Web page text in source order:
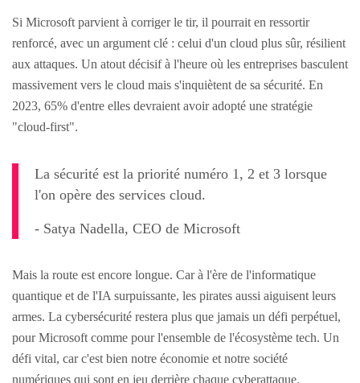
Si Microsoft parvient à corriger le tir, il pourrait en ressortir
renforcé, avec un argument clé : celui d'un cloud plus sûr, résilient
aux attaques. Un atout décisif à l'heure où les entreprises basculent
massivement vers le cloud mais s'inquiètent de sa sécurité. En
2023, 65% d'entre elles devraient avoir adopté une stratégie
"cloud-first".
La sécurité est la priorité numéro 1, 2 et 3 lorsque
l'on opère des services cloud.
- Satya Nadella, CEO de Microsoft
Mais la route est encore longue. Car à l'ère de l'informatique
quantique et de l'IA surpuissante, les pirates aussi aiguisent leurs
armes. La cybersécurité restera plus que jamais un défi perpétuel,
pour Microsoft comme pour l'ensemble de l'écosystème tech. Un
défi vital, car c'est bien notre économie et notre société
numériques qui sont en jeu derrière chaque cyberattaque.